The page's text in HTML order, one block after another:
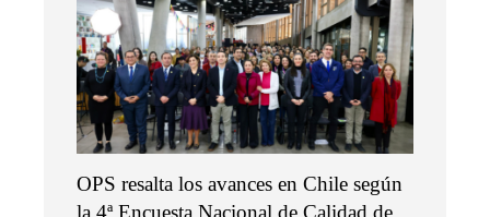
OPS resalta los avances en Chile según